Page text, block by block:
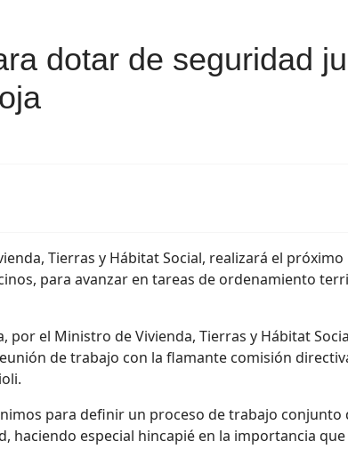
dotar de seguridad
Tierras y Hábitat Social, realizará el
para avanzar en tareas de ordenamiento
por el Ministro de Vivienda, Tierras y Hábitat
de trabajo con la flamante comisión
para definir un proceso de trabajo
haciendo especial hincapié en la importancia